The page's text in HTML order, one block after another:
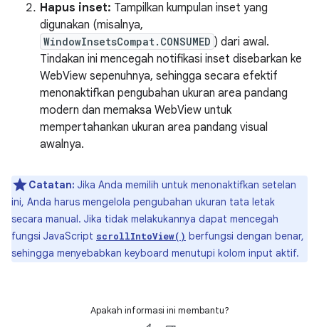
Hapus inset: Tampilkan kumpulan inset yang
digunakan (misalnya,
WindowInsetsCompat.CONSUMED ) dari awal.
Tindakan ini mencegah notifikasi inset disebarkan ke
WebView sepenuhnya, sehingga secara efektif
menonaktifkan pengubahan ukuran area pandang
modern dan memaksa WebView untuk
mempertahankan ukuran area pandang visual
awalnya.
Catatan: Jika Anda memilih untuk menonaktifkan setelan
ini, Anda harus mengelola pengubahan ukuran tata letak
secara manual. Jika tidak melakukannya dapat mencegah
fungsi JavaScript scrollIntoView() berfungsi dengan benar,
sehingga menyebabkan keyboard menutupi kolom input aktif.
Apakah informasi ini membantu?